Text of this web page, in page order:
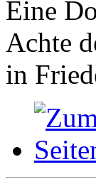
Eine
Achte
in